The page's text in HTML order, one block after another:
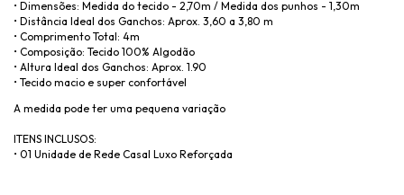
• Dimensões: Medida do tecido - 2,70m / Medida dos punhos - 1,30m
• Distância Ideal dos Ganchos: Aprox. 3,60 a 3,80 m
• Comprimento Total: 4m
• Composição: Tecido 100% Algodão
• Altura Ideal dos Ganchos: Aprox. 1.90
• Tecido macio e super confortável
A medida pode ter uma pequena variação
ITENS INCLUSOS:
• 01 Unidade de Rede Casal Luxo Reforçada